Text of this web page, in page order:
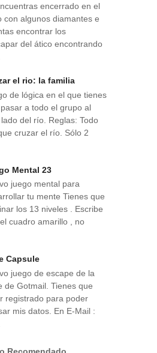
encerrado en el
con algunos diamantes e
encontrar los
del ático encontrando
el rio: la familia
de lógica en el que tienes
a todo el grupo al
del río. Reglas: Todo
cruzar el río. Sólo 2
Mental 23
juego mental para
tu mente Tienes que
los 13 niveles . Escribe
cuadro amarillo , no
Capsule
juego de escape de la
de Gotmail. Tienes que
registrado para poder
mis datos. En E-Mail :
Recomendado